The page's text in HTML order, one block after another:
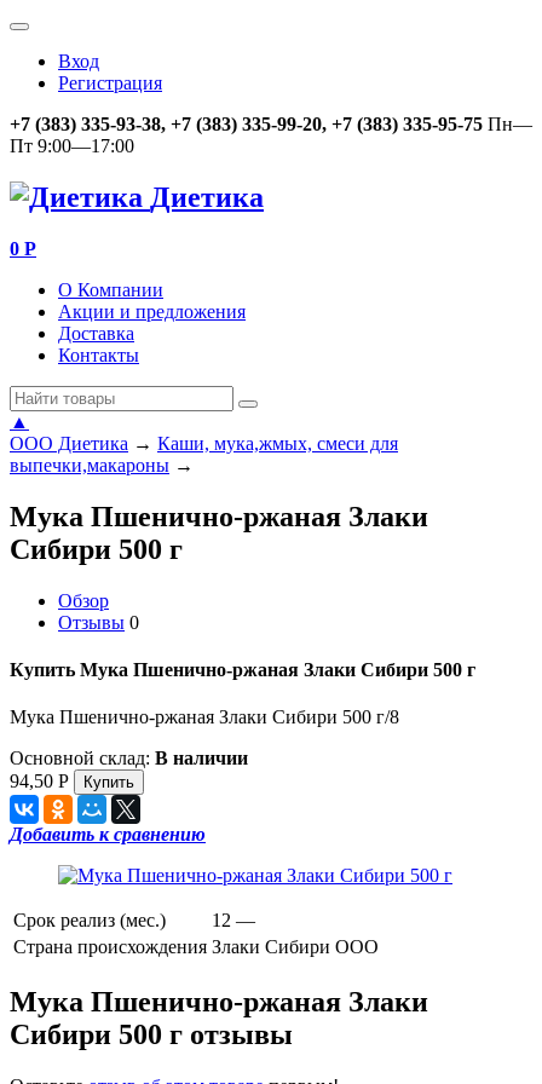
Вход
Регистрация
+7 (383) 335-93-38, +7 (383) 335-99-20, +7 (383) 335-95-75 Пн—
Пт 9:00—17:00
Диетика
0 Р
О Компании
Акции и предложения
Доставка
Контакты
▲
ООО Диетика → Каши, мука,жмых, смеси для
выпечки,макароны →
Мука Пшенично-ржаная Злаки
Сибири 500 г
Обзор
Отзывы 0
Купить Мука Пшенично-ржаная Злаки Сибири 500 г
Мука Пшенично-ржаная Злаки Сибири 500 г/8
Основной склад: В наличии
94,50 Р
Добавить к сравнению
Срок реализ (мес.)
12 —
Страна происхождения Злаки Сибири ООО
Мука Пшенично-ржаная Злаки
Сибири 500 г отзывы